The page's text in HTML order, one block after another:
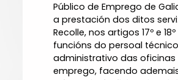
Público de Emprego de
a prestación dos ditos
Recolle, nos artigos 17º e
funcións do persoal
administrativo das oficinas
emprego, facendo